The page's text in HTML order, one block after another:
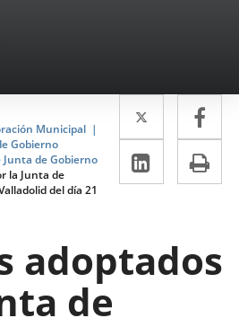
Municipal
Gobierno
Junta de Gobierno
la Junta de
del día 21
Twitter
Enlace
a
una
a
Linkedin
Enlace
a
externa.
adoptados
de